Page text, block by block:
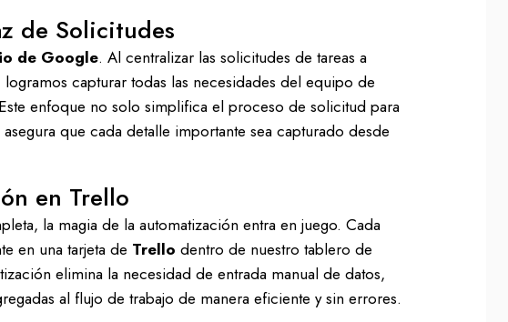
de Solicitudes
de Google. Al centralizar las solicitudes de tareas a
capturar todas las necesidades del equipo de
enfoque no solo simplifica el proceso de solicitud para
que cada detalle importante sea capturado desde
en Trello
la magia de la automatización entra en juego. Cada
en una tarjeta de Trello dentro de nuestro tablero de
elimina la necesidad de entrada manual de datos,
al flujo de trabajo de manera eficiente y sin errores.